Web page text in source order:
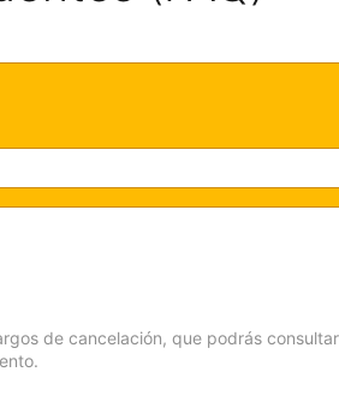
de cancelación, que podrás